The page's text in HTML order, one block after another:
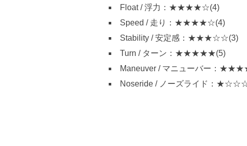
Float / 浮力：★★★★☆(4)
Speed / 走り：★★★★☆(4)
Stability / 安定感：★★★☆☆(3)
Turn / ターン：★★★★★(5)
Maneuver / マニューバー：
Noseride / ノーズライド：